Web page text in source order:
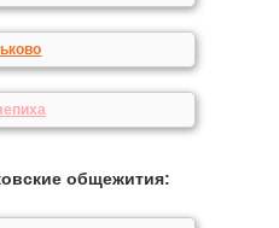
общежития: